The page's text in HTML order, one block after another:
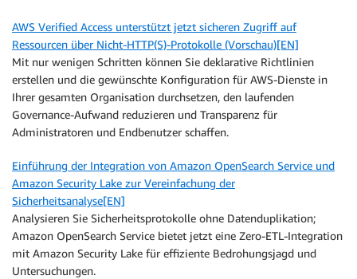
AWS Verified Access unterstützt jetzt sicheren Zugriff auf
Ressourcen über Nicht-HTTP(S)-Protokolle (Vorschau)[EN]
Mit nur wenigen Schritten können Sie deklarative Richtlinien
erstellen und die gewünschte Konfiguration für AWS-Dienste in
Ihrer gesamten Organisation durchsetzen, den laufenden
Governance-Aufwand reduzieren und Transparenz für
Administratoren und Endbenutzer schaffen.
Einführung der Integration von Amazon OpenSearch Service und
Amazon Security Lake zur Vereinfachung der
Sicherheitsanalyse[EN]
Analysieren Sie Sicherheitsprotokolle ohne Datenduplikation;
Amazon OpenSearch Service bietet jetzt eine Zero-ETL-Integration
mit Amazon Security Lake für effiziente Bedrohungsjagd und
Untersuchungen.